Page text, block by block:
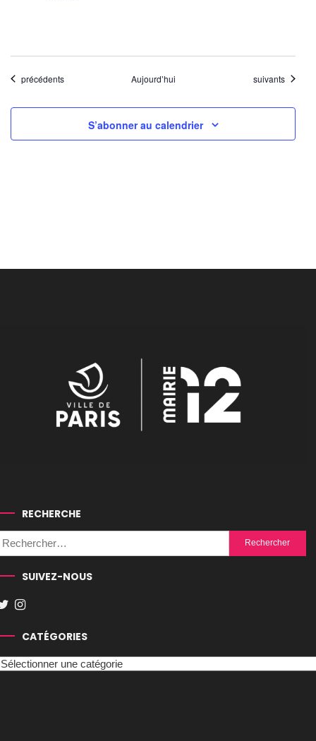
Évènements
précédents Aujourd’hui Évènements
suivants
S’abonner au calendrier
RECHERCHE
Rechercher :
SUIVEZ-NOUS
CATÉGORIES